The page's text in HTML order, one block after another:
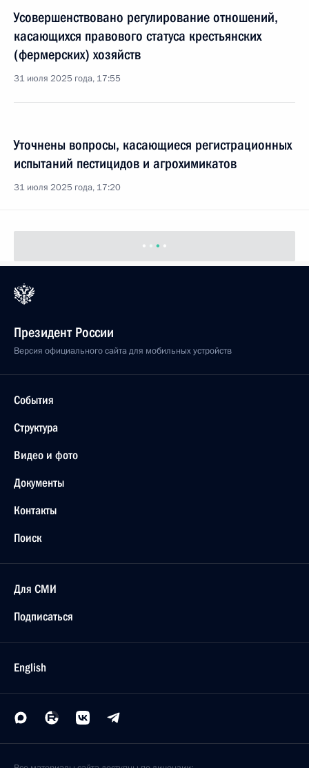
Усовершенствовано регулирование отношений,
касающихся правового статуса крестьянских
(фермерских) хозяйств
31 июля 2025 года, 17:55
Уточнены вопросы, касающиеся регистрационных
испытаний пестицидов и агрохимикатов
31 июля 2025 года, 17:20
Президент России
Версия официального сайта для мобильных устройств
События
Структура
Видео и фото
Документы
Контакты
Поиск
Для СМИ
Подписаться
English